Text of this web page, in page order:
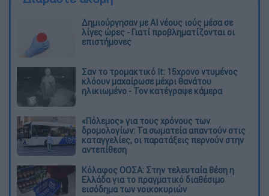
Δημιούργησαν με AI νέους ιούς μέσα σε
λίγες ώρες - Γιατί προβληματίζονται οι
επιστήμονες
Σαν το τρομακτικό It: 15χρονο ντυμένος
κλόουν μαχαίρωσε μέχρι θανάτου
ηλικιωμένο - Τον κατέγραψε κάμερα
«Πόλεμος» για τους χρόνους των
δρομολογίων: Τα σωματεία απαντούν στις
καταγγελίες, οι παρατάξεις περνούν στην
αντεπίθεση
Κόλαφος ΟΟΣΑ: Στην τελευταία θέση η
Ελλάδα για το πραγματικό διαθέσιμο
εισόδημα των νοικοκυριών